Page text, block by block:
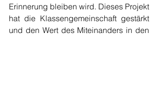
Erinnerung bleiben wird. Dieses Projekt
hat die Klassengemeinschaft gestärkt
und den Wert des Miteinanders in den